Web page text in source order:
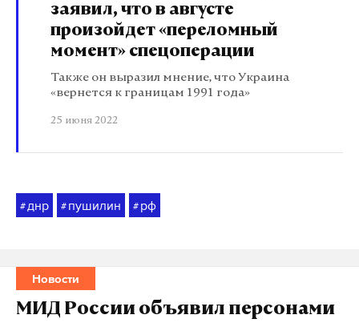
заявил, что в августе
произойдет «переломный
момент» спецоперации
Также он выразил мнение, что Украина
«вернется к границам 1991 года»
25 июня 2022
# днр # пушилин # рф
Новости
МИД России объявил персонами